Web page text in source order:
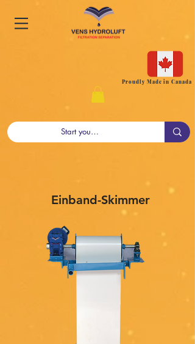
Proudly Made in Canada
Einband-Skimmer